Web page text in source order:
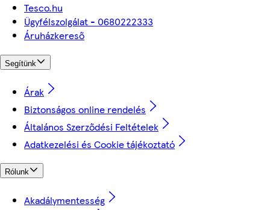
Tesco.hu
Ügyfélszolgálat - 0680222333
Áruházkereső
Segítünk
Árak
Biztonságos online rendelés
Általános Szerződési Feltételek
Adatkezelési és Cookie tájékoztató
Rólunk
Akadálymentesség